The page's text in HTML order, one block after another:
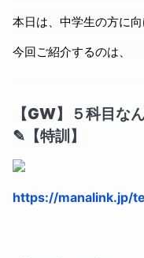
本日は、中学生の方に
今回ご紹介するのは、
【GW】５科目な
✎【特訓】
https://manalink.jp/